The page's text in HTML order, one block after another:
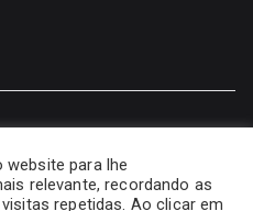
para lhe
relevante, recordando as
repetidas. Ao clicar em